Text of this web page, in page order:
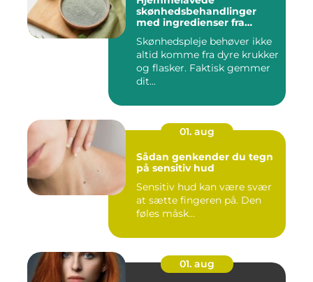
skønhedsbehandlinger
med ingredienser fra
Skønhedspleje behøver ikke
altid komme fra dyre krukker
og flasker. Faktisk gemmer
dit...
01. aug
Sådan genkender du tegn
på sensitiv hud
Sensitiv hud kan være svær
at sætte fingeren på. Den
føles måsk...
01. aug